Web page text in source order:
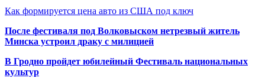
Как формируется цена авто из США под ключ
После фестиваля под Волковыском нетрезвый житель
Минска устроил драку с милицией
В Гродно пройдет юбилейный Фестиваль национальных
культур